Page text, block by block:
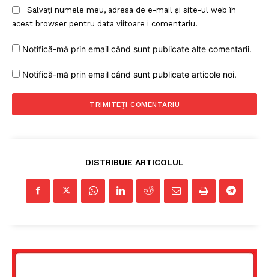
Salvați numele meu, adresa de e-mail și site-ul web în
acest browser pentru data viitoare i comentariu.
Notifică-mă prin email când sunt publicate alte comentarii.
Notifică-mă prin email când sunt publicate articole noi.
DISTRIBUIE ARTICOLUL